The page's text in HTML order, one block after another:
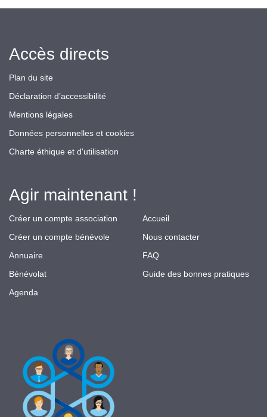
Accès directs
Plan du site
Déclaration d’accessibilité
Mentions légales
Données personnelles et cookies
Charte éthique et d'utilisation
Agir maintenant !
Créer un compte association
Créer un compte bénévole
Annuaire
Bénévolat
Agenda
Accueil
Nous contacter
FAQ
Guide des bonnes pratiques